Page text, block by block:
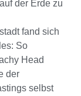
der Erde zu
fand sich
So
Head
der
selbst